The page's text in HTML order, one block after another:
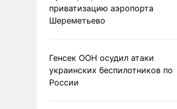
приватизацию аэропорта
Шереметьево
Генсек ООН осудил атаки
украинских беспилотников по
России